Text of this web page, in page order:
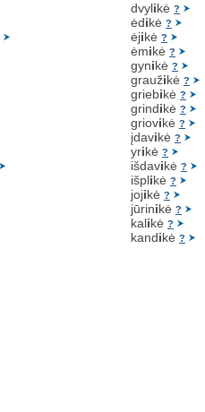
dvylikė ?
ėdikė ?
ėjikė ?
ėmikė ?
gynikė ?
graužikė ?
griebikė ?
grindikė ?
griovikė ?
įdavikė ?
yrikė ?
išdavikė ?
išplikė ?
jojikė ?
jūrinikė ?
kalikė ?
kandikė ?